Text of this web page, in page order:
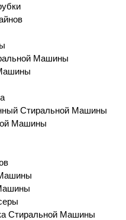
Машины
Стиральной Машины
Машины
Стиральной Машины